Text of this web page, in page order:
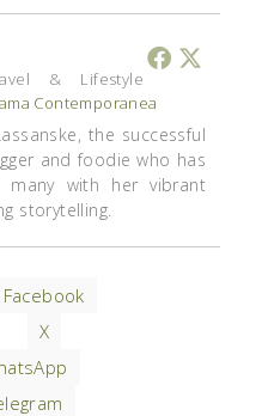
& Lifestyle
Contemporanea
the successful
and foodie who has
with her vibrant
storytelling.
Facebook
X